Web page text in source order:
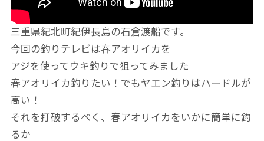
三重県紀北町紀伊長島の石倉渡船です。
今回の釣りテレビは春アオリイカを
アジを使ってウキ釣りで狙ってみました
春アオリイカ釣りたい！でもヤエン釣りはハードルが
高い！
それを打破するべく、春アオリイカをいかに簡単に釣
るか